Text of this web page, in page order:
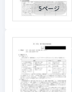
5ページ